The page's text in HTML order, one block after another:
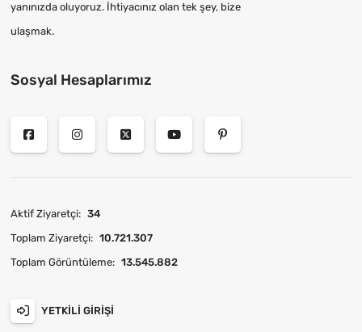
yanınızda oluyoruz. İhtiyacınız olan tek şey, bize
ulaşmak.
Sosyal Hesaplarımız
Aktif Ziyaretçi: 34
Toplam Ziyaretçi: 10.721.307
Toplam Görüntüleme: 13.545.882
YETKILI GIRIŞI